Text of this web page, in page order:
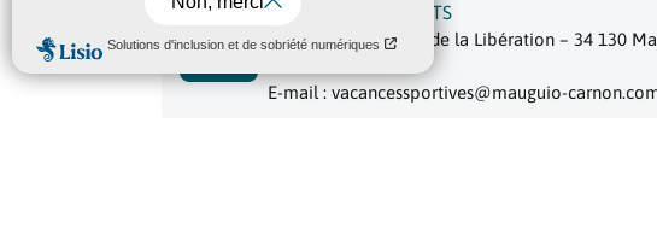

SERVICE DES SPORTS
Hôtel de ville, place de la Libération – 34 130
E-mail : vacancessportives@mauguio-